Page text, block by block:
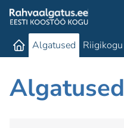
Algatused Riigikogu
Algatused